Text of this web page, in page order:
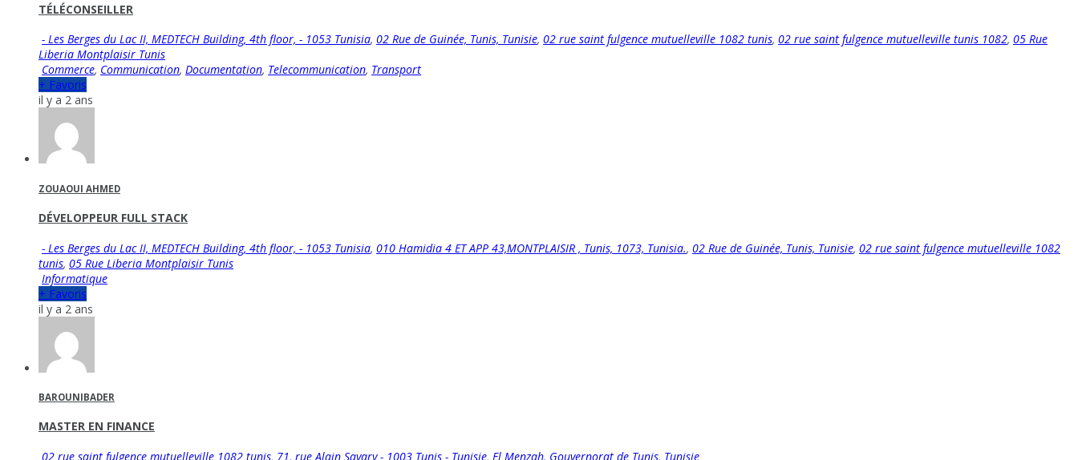
TÉLÉCONSEILLER
- Les Berges du Lac II, MEDTECH Building, 4th floor, - 1053 Tunisia, 02 Rue de Guinée, Tunis, Tunisie, 02 rue saint fulgence mutuelleville 1082 tunis, 02 rue saint fulgence mutuelleville tunis 1082, 05 Rue
Liberia Montplaisir Tunis
Commerce, Communication, Documentation, Telecommunication, Transport
+ Favoris
il y a 2 ans
ZOUAOUI AHMED
DÉVELOPPEUR FULL STACK
- Les Berges du Lac II, MEDTECH Building, 4th floor, - 1053 Tunisia, 010 Hamidia 4 ET APP 43,MONTPLAISIR , Tunis, 1073, Tunisia., 02 Rue de Guinée, Tunis, Tunisie, 02 rue saint fulgence mutuelleville 1082
tunis, 05 Rue Liberia Montplaisir Tunis
Informatique
+ Favoris
il y a 2 ans
BAROUNIBADER
MASTER EN FINANCE
02 rue saint fulgence mutuelleville 1082 tunis, 71, rue Alain Savary - 1003 Tunis - Tunisie, El Menzah, Gouvernorat de Tunis, Tunisie